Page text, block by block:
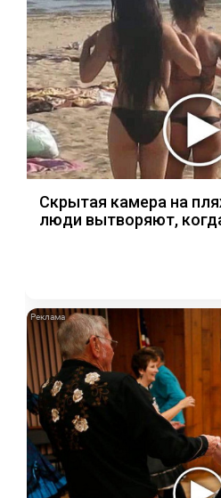
Скрытая камера на
люди вытворяют,